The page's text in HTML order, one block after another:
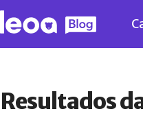
Resultados